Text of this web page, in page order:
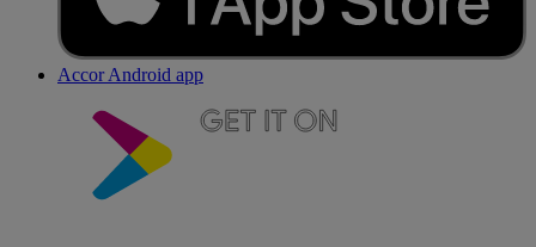
Accor Android app